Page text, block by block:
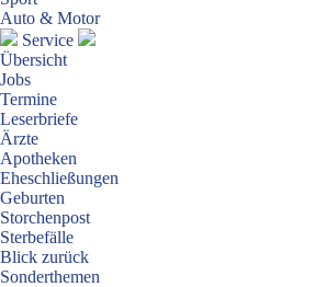
Auto & Motor
Service
Übersicht
Jobs
Termine
Leserbriefe
Ärzte
Apotheken
Eheschließungen
Geburten
Storchenpost
Sterbefälle
Blick zurück
Sonderthemen